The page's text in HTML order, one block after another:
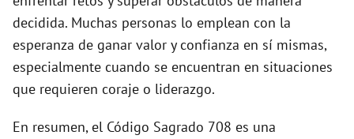
decidida. Muchas personas lo emplean con la
esperanza de ganar valor y confianza en sí mismas,
especialmente cuando se encuentran en situaciones
que requieren coraje o liderazgo.
En resumen, el Código Sagrado 708 es una